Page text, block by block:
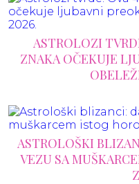
ASTROLOZI
ZNAKA OČEKUJE
ASTROLOŠKI
VEZU SA